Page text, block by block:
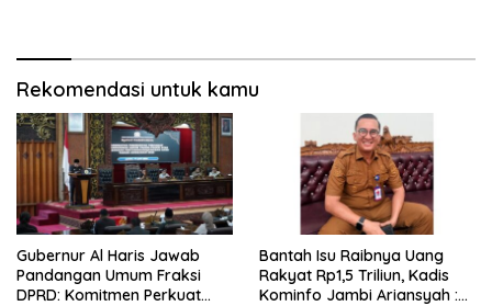
Rekomendasi untuk kamu
Gubernur Al Haris Jawab
Pandangan Umum Fraksi
DPRD: Komitmen Perkuat
Bantah Isu Raibnya Uang
Rakyat Rp1,5 Triliun, Kadis
Kominfo Jambi Ariansyah :